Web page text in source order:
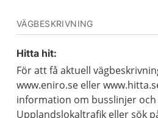
VÄGBESKRIVNING
Hitta hit:
För att få aktuell
www.eniro.se eller
information om busslinjer
Upplandslokaltrafik eller sök